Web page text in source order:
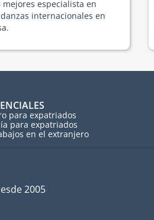
mejores especialista en
internacionales en
para expatriados
para expatriados
en el extranjero
2005